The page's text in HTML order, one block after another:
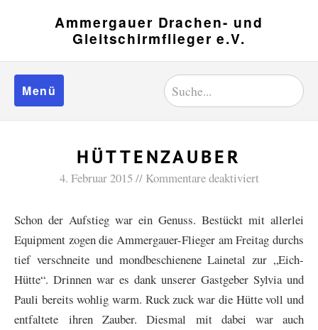
Ammergauer Drachen- und
Gleitschirmflieger e.V.
Menü
HÜTTENZAUBER
4. Februar 2015 Kommentare deaktiviert
Schon der Aufstieg war ein Genuss. Bestückt mit allerlei
Equipment zogen die Ammergauer-Flieger am Freitag durchs
tief verschneite und mondbeschienene Lainetal zur „Eich-
Hütte“. Drinnen war es dank unserer Gastgeber Sylvia und
Pauli bereits wohlig warm. Ruck zuck war die Hütte voll und
entfaltete ihren Zauber. Diesmal mit dabei war auch